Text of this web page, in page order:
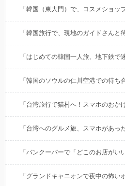
「韓国（東大門）で、コスメショッ
「韓国旅行で、現地のガイドさんと
「はじめての韓国一人旅、地下鉄で
「韓国のソウルの仁川空港での待ち
「台湾旅行で猫村へ！スマホのおか
「台湾へのグルメ旅、スマホがあっ
「バンクーバーで「どこのお店がい
「グランドキャニオンで夜中の怖い